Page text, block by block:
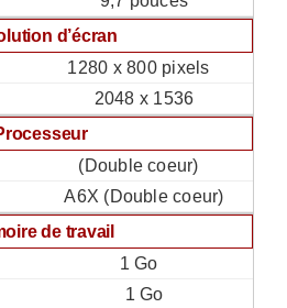
d’écran
1280 x 800 pixels
2048 x 1536
(Double coeur)
A6X (Double coeur)
de travail
1 Go
1 Go